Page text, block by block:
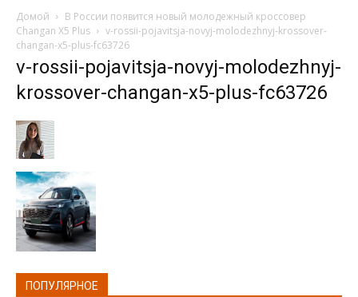
Домой
В России появится новый молодежный кроссовер
Changan X5 Plus
v-rossii-pojavitsja-novyj-molodezhnyj-krossover-
changan-x5-plus-fc63726
v-rossii-pojavitsja-novyj-molodezhnyj-
krossover-changan-x5-plus-fc63726
ПОПУЛЯРНОЕ